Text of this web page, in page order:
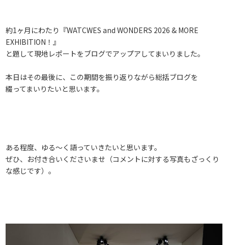
約1ヶ月にわたり『WATCWES and WONDERS 2026 & MORE
EXHIBITION！』
と題して現地レポートをブログでアップアしてまいりました。
本日はその最後に、この期間を振り返りながら総括ブログを
綴ってまいりたいと思います。
ある程度、ゆる～く語っていきたいと思います。
ぜひ、お付き合いくださいませ（コメントに対する写真もざっくり
な感じです）。